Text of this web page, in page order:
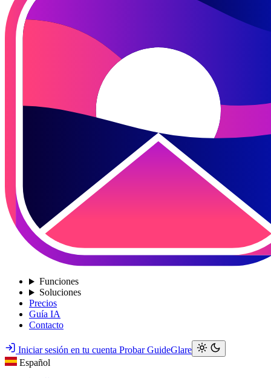
Funciones
Soluciones
Precios
Guía IA
Contacto
Iniciar sesión en tu cuenta Probar GuideGlare
Español